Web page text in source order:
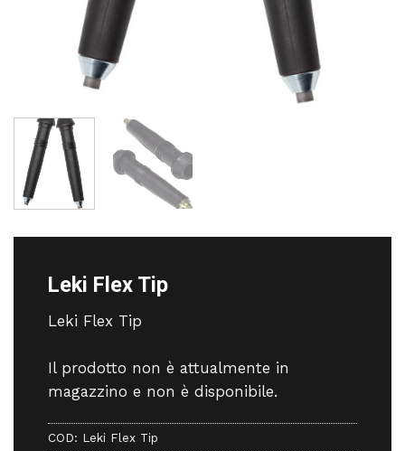
Leki Flex Tip
Leki Flex Tip
Il prodotto non è attualmente in
magazzino e non è disponibile.
COD: Leki Flex Tip